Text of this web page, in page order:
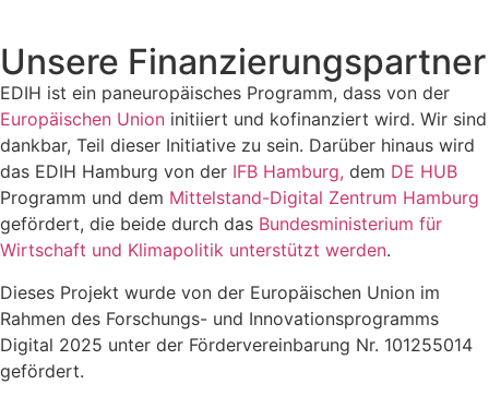
Unsere Finanzierungspartner
EDIH ist ein paneuropäisches Programm, dass von der
Europäischen Union initiiert und kofinanziert wird. Wir sind
dankbar, Teil dieser Initiative zu sein. Darüber hinaus wird
das EDIH Hamburg von der IFB Hamburg, dem DE HUB
Programm und dem Mittelstand-Digital Zentrum Hamburg
gefördert, die beide durch das Bundesministerium für
Wirtschaft und Klimapolitik unterstützt werden.
Dieses Projekt wurde von der Europäischen Union im
Rahmen des Forschungs- und Innovationsprogramms
Digital 2025 unter der Fördervereinbarung Nr. 101255014
gefördert.